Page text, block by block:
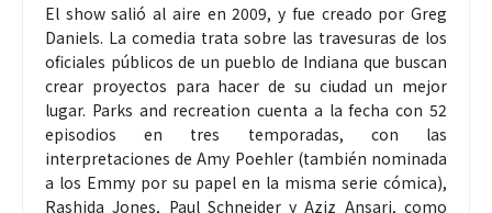
El show salió al aire en 2009, y fue creado por Greg
Daniels. La comedia trata sobre las travesuras de los
oficiales públicos de un pueblo de Indiana que buscan
crear proyectos para hacer de su ciudad un mejor
lugar. Parks and recreation cuenta a la fecha con 52
episodios en tres temporadas, con las
interpretaciones de Amy Poehler (también nominada
a los Emmy por su papel en la misma serie cómica),
Rashida Jones, Paul Schneider y Aziz Ansari, como